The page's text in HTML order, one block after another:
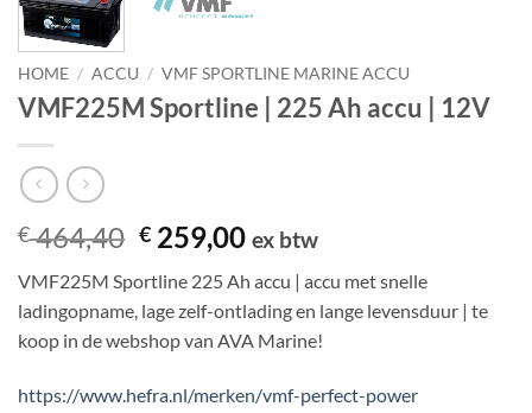
HOME / ACCU / VMF SPORTLINE MARINE ACCU
VMF225M Sportline | 225 Ah accu | 12V
€464,40 Oorspronkelijke
was:
€ 464,40.
€ 259,00Huidige
is:
€ 259,00.
ex btw
VMF225M Sportline 225 Ah accu | accu met snelle
ladingopname, lage zelf-ontlading en lange levensduur | te
koop in de webshop van AVA Marine!
https://www.hefra.nl/merken/vmf-perfect-power